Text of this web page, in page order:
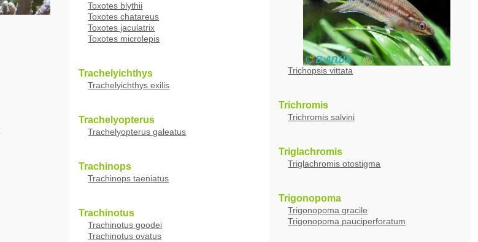
Toxotes blythii
Toxotes chatareus
Toxotes jaculatrix
Toxotes microlepis
Trachelyichthys
Trachelyichthys exilis
Trachelyopterus
Trachelyopterus galeatus
Trachinops
Trachinops taeniatus
Trachinotus
Trachinotus goodei
Trachinotus ovatus
Trichopsis vittata
Trichromis
Trichromis salvini
Triglachromis
Triglachromis otostigma
Trigonopoma
Trigonopoma gracile
Trigonopoma pauciperforatum